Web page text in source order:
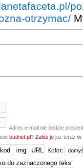
otrzymac/
Adres e-mail nie bedzie
budnet.pl? Załóż je już teraz w
Kolor: